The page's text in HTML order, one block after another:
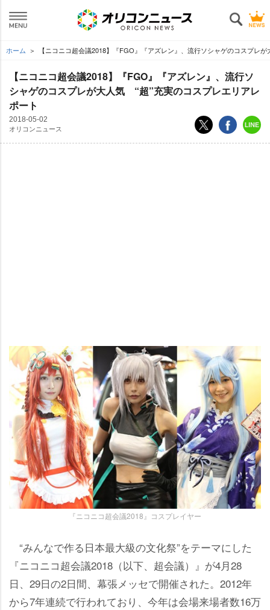
ホーム 【ニコニコ超会議2018】『FGO』『アズレン』、流行ソシャゲのコスプレ
【ニコニコ超会議2018】『FGO』『アズレン』、流行ソ
シャゲのコスプレが大人気 “超”充実のコスプレエリアレ
ポート
2018-05-02
オリコンニュース
『ニコニコ超会議2018』コスプレイヤー
“みんなで作る日本最大級の文化祭”をテーマにした
『ニコニコ超会議2018（以下、超会議）』が4月28
日、29日の2日間、幕張メッセで開催された。2012年
から7年連続で行われており、今年は会場来場者数16万